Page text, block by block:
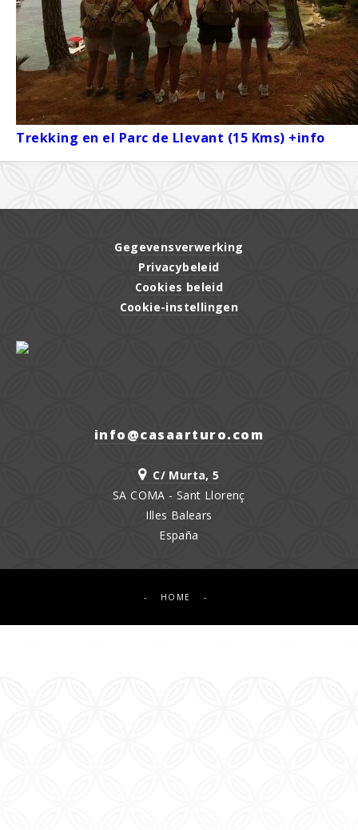
Trekking en el Parc de Llevant (15 Kms) +info
Gegevensverwerking
Privacybeleid
Cookies beleid
Cookie-instellingen
moc.orutraasac@ofni
C/ Murta, 5
SA COMA - Sant Llorenç
Illes Balears
España
- HOME -